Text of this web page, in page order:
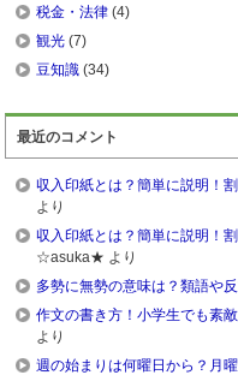
税金・法律 (4)
観光 (7)
豆知識 (34)
最近のコメント
収入印紙とは？簡単に説明！
より
収入印紙とは？簡単に説明！
☆asuka★ より
多勢に無勢の意味は？類語や
作文の書き方！小学生でも素
より
週の始まりは何曜日から？月